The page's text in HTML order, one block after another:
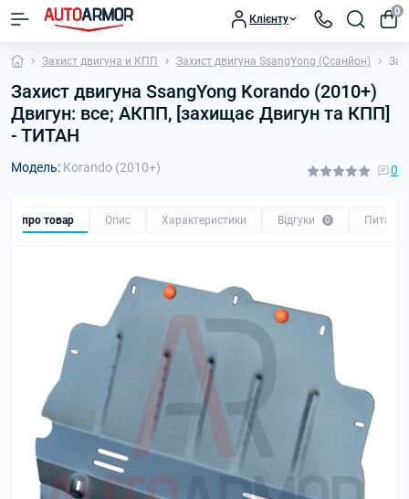
Клієнту
0
Захист двигуна и КПП Захист двигуна SsangYong (Ссанйон)
Захист двигуна SsangYong Korando (2010+)
Двигун: все; АКПП, [захищає Двигун та КПП]
- ТИТАН
Модель: Korando (2010+) 0
Все про товар Опис Характеристики Відгуки 0 Питання